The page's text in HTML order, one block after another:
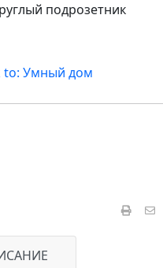
подрозетник
to: Умный дом